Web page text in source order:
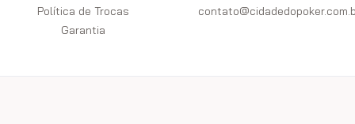
Política de Trocas
Garantia